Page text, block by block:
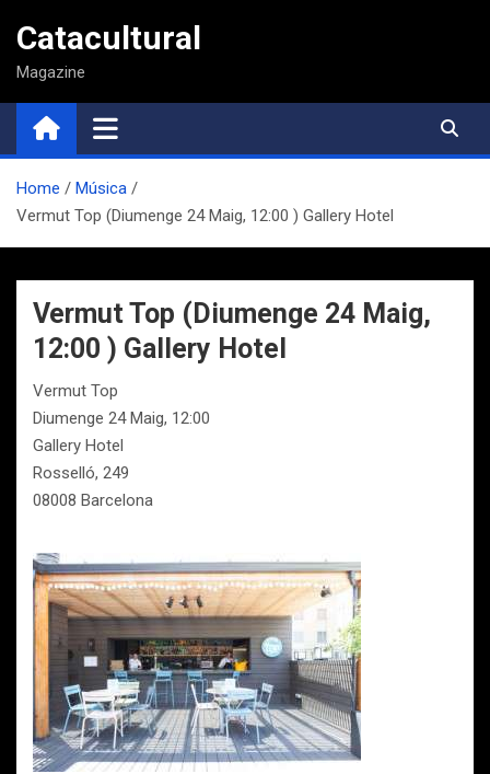
contenido
Catacultural
Magazine
Home
Música
Vermut Top (Diumenge 24 Maig, 12:00 ) Gallery Hotel
Vermut Top (Diumenge 24 Maig,
12:00 ) Gallery Hotel
Vermut Top
Diumenge 24 Maig, 12:00
Gallery Hotel
Rosselló, 249
08008 Barcelona